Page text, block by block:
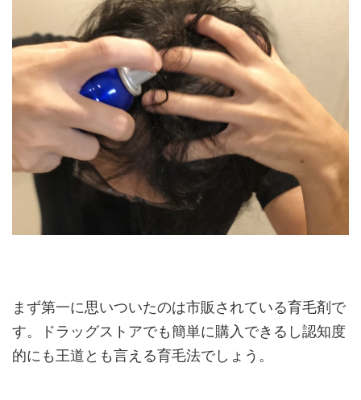
まず第一に思いついたのは市販されている育毛剤で
す。ドラッグストアでも簡単に購入できるし認知度
的にも王道とも言える育毛法でしょう。